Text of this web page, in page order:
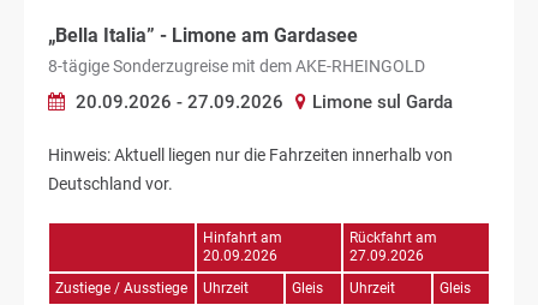
„Bella Italia” - Limone am Gardasee
8-tägige Sonderzugreise mit dem AKE-RHEINGOLD
20.09.2026 - 27.09.2026 Limone sul Garda
Hinweis: Aktuell liegen nur die Fahrzeiten innerhalb von
Deutschland vor.
Hinfahrt am
20.09.2026
Rückfahrt am
27.09.2026
Zustiege / Ausstiege
Uhrzeit Gleis Uhrzeit
Gleis